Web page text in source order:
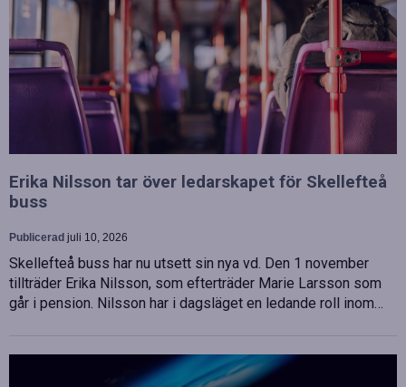
Erika Nilsson tar över ledarskapet för Skellefteå
buss
Publicerad juli 10, 2026
Skellefteå buss har nu utsett sin nya vd. Den 1 november
tillträder Erika Nilsson, som efterträder Marie Larsson som
går i pension. Nilsson har i dagsläget en ledande roll inom…